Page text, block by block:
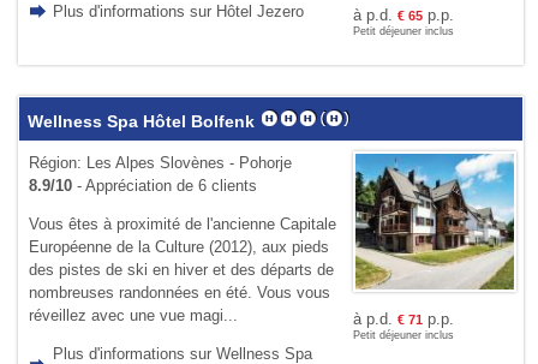
Plus d'informations sur Hôtel Jezero à p.d. € 65p.p.
Petit déjeuner inclus
Wellness Spa Hôtel Bolfenk
Région: Les Alpes Slovènes - Pohorje
8.9/10- Appréciation de 6 clients
Vous êtes à proximité de l'ancienne Capitale
Européenne de la Culture (2012), aux pieds
des pistes de ski en hiver et des départs de
nombreuses randonnées en été. Vous vous
réveillez avec une vue magi...
Plus d'informations sur Wellness Spa
à p.d. € 71p.p.
Petit déjeuner inclus